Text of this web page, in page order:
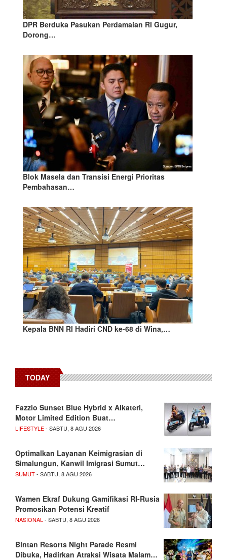
DPR Berduka Pasukan Perdamaian RI Gugur,
Dorong…
Blok Masela dan Transisi Energi Prioritas
Pembahasan…
Kepala BNN RI Hadiri CND ke-68 di Wina,…
TODAY
Fazzio Sunset Blue Hybrid x Alkateri,
Motor Limited Edition Buat…
LIFESTYLE- SABTU, 8 AGU 2026
Optimalkan Layanan Keimigrasian di
Simalungun, Kanwil Imigrasi Sumut…
SUMUT- SABTU, 8 AGU 2026
Wamen Ekraf Dukung Gamifikasi RI-Rusia
Promosikan Potensi Kreatif
NASIONAL- SABTU, 8 AGU 2026
Bintan Resorts Night Parade Resmi
Dibuka, Hadirkan Atraksi Wisata Malam…